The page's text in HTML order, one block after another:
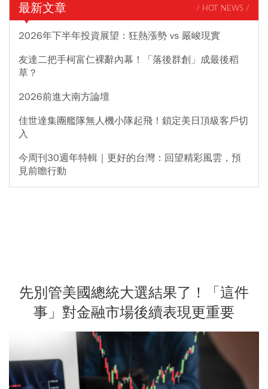
最新文章 / HOT NEWS /
2026年下半年投資展望：狂熱漲勢 vs 嚴峻現實
友達二把手柯富仁裸辭內幕！「落後群創」成最後稻
草？
2026前進大南方論壇
佳世達集團艦隊無人機小隊起飛！鎖定美日頂級客戶切
入
今周刊30週年特輯｜更好的台灣：回望精彩風雲，預
見前瞻行動
先別管美國總統大選結果了！「這件
事」對金融市場後續表現更重要